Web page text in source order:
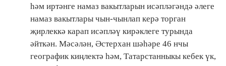
һәм иртәнге намаз вакытларын исәпләгәндә әлеге
намаз вакытлары чын-чынлап керә торган
җирлеккә карап исәпләү кирәклеге турында
әйткән. Мәсәлән, Әстерхан шәһәре 46 нчы
географик киңлектә һәм, Татарстанныкы кебек үк,